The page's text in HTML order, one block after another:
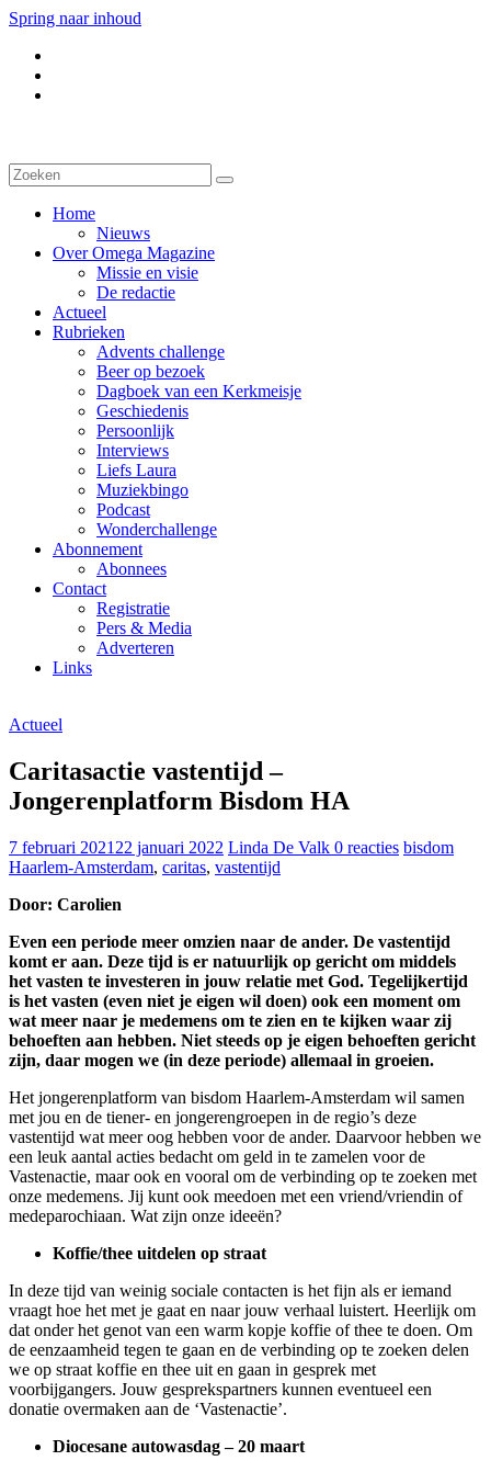
Spring naar inhoud
Home
Nieuws
Over Omega Magazine
Missie en visie
De redactie
Actueel
Rubrieken
Advents challenge
Beer op bezoek
Dagboek van een Kerkmeisje
Geschiedenis
Persoonlijk
Interviews
Liefs Laura
Muziekbingo
Podcast
Wonderchallenge
Abonnement
Abonnees
Contact
Registratie
Pers & Media
Adverteren
Links
Actueel
Caritasactie vastentijd –
Jongerenplatform Bisdom HA
7 februari 2021 22 januari 2022 Linda De Valk 0 reacties bisdom
Haarlem-Amsterdam, caritas, vastentijd
Door: Carolien
Even een periode meer omzien naar de ander. De vastentijd
komt er aan. Deze tijd is er natuurlijk op gericht om middels
het vasten te investeren in jouw relatie met God. Tegelijkertijd
is het vasten (even niet je eigen wil doen) ook een moment om
wat meer naar je medemens om te zien en te kijken waar zij
behoeften aan hebben. Niet steeds op je eigen behoeften gericht
zijn, daar mogen we (in deze periode) allemaal in groeien.
Het jongerenplatform van bisdom Haarlem-Amsterdam wil samen
met jou en de tiener- en jongerengroepen in de regio’s deze
vastentijd wat meer oog hebben voor de ander. Daarvoor hebben we
een leuk aantal acties bedacht om geld in te zamelen voor de
Vastenactie, maar ook en vooral om de verbinding op te zoeken met
onze medemens. Jij kunt ook meedoen met een vriend/vriendin of
medeparochiaan. Wat zijn onze ideeën?
Koffie/thee uitdelen op straat
In deze tijd van weinig sociale contacten is het fijn als er iemand
vraagt hoe het met je gaat en naar jouw verhaal luistert. Heerlijk om
dat onder het genot van een warm kopje koffie of thee te doen. Om
de eenzaamheid tegen te gaan en de verbinding op te zoeken delen
we op straat koffie en thee uit en gaan in gesprek met
voorbijgangers. Jouw gesprekspartners kunnen eventueel een
donatie overmaken aan de ‘Vastenactie’.
Diocesane autowasdag – 20 maart